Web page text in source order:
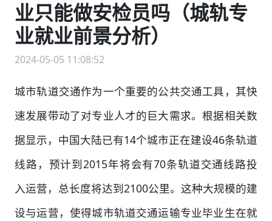
业只能做安检员吗（城轨专
业就业前景分析）
2024-05-05 11:08:52
城市轨道交通作为一个重要的公共交通工具，其快
速发展带动了对专业人才的巨大需求。根据相关数
据显示，中国大陆已有14个城市正在建设46条轨道
线路，预计到2015年将会有70条轨道交通线路投
入运营，总长度将达到2100公里。这种大规模的建
设与运营，使得城市轨道交通运输专业毕业生在就